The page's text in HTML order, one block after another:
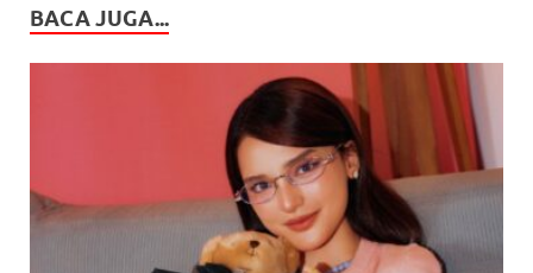
BACA JUGA...